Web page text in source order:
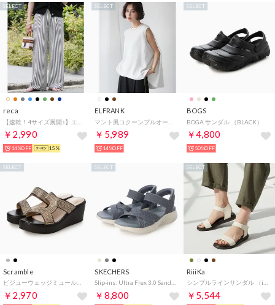
reca
￥2,990
SELECT
14%OFF 15%
ELFRANK
￥5,989
SELECT
14%OFF
BOGS
BOGA サンダル （BLACK）
￥4,800
SELECT
50%OFF
Scramble
￥2,970
SELECT
SKECHERS
￥8,800
SELECT
RiiiKa
￥5,544
SELECT